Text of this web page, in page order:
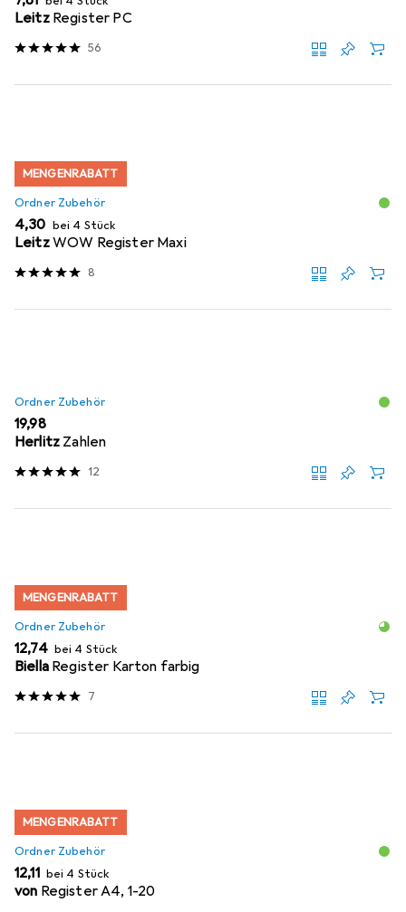
Leitz Register PC
56
MENGENRABATT
Ordner Zubehör
EUR
4,30 bei 4 Stück
LeitzWOW Register Maxi
8
Ordner Zubehör
EUR
19,98
Herlitz Zahlen
12
MENGENRABATT
Ordner Zubehör
EUR
12,74 bei 4 Stück
Biella Register Karton farbig
7
MENGENRABATT
Ordner Zubehör
EUR
12,11 bei 4 Stück
von Register A4, 1-20